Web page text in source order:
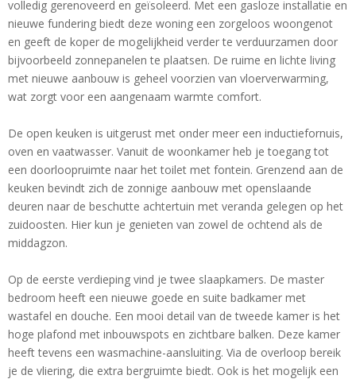
volledig gerenoveerd en geïsoleerd. Met een gasloze installatie en
nieuwe fundering biedt deze woning een zorgeloos woongenot
en geeft de koper de mogelijkheid verder te verduurzamen door
bijvoorbeeld zonnepanelen te plaatsen. De ruime en lichte living
met nieuwe aanbouw is geheel voorzien van vloerverwarming,
wat zorgt voor een aangenaam warmte comfort.
De open keuken is uitgerust met onder meer een inductiefornuis,
oven en vaatwasser. Vanuit de woonkamer heb je toegang tot
een doorloopruimte naar het toilet met fontein. Grenzend aan de
keuken bevindt zich de zonnige aanbouw met openslaande
deuren naar de beschutte achtertuin met veranda gelegen op het
zuidoosten. Hier kun je genieten van zowel de ochtend als de
middagzon.
Op de eerste verdieping vind je twee slaapkamers. De master
bedroom heeft een nieuwe goede en suite badkamer met
wastafel en douche. Een mooi detail van de tweede kamer is het
hoge plafond met inbouwspots en zichtbare balken. Deze kamer
heeft tevens een wasmachine-aansluiting. Via de overloop bereik
je de vliering, die extra bergruimte biedt. Ook is het mogelijk een